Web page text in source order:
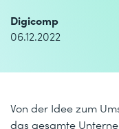
Digicomp
06.12.2022
Von der Idee zum
das gesamte